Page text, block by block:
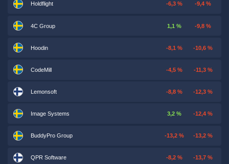
Holdflight -6,3 % -9,4 %
4C Group 1,1 % -9,8 %
Hoodin -8,1 % -10,6 %
CodeMill -4,5 % -11,3 %
Lemonsoft -8,8 % -12,3 %
Image Systems 3,2 % -12,4 %
BuddyPro Group -13,2 % -13,2 %
QPR Software -8,2 % -13,7 %